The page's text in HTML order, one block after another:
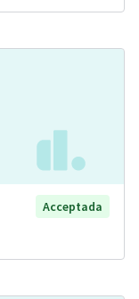
Acceptada